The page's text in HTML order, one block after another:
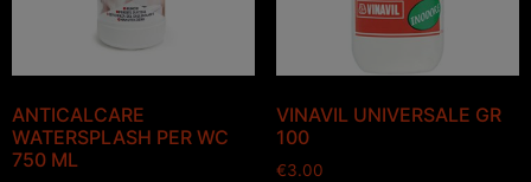
ANTICALCARE
WATERSPLASH PER WC
750 ML
VINAVIL UNIVERSALE GR
100
€3.00